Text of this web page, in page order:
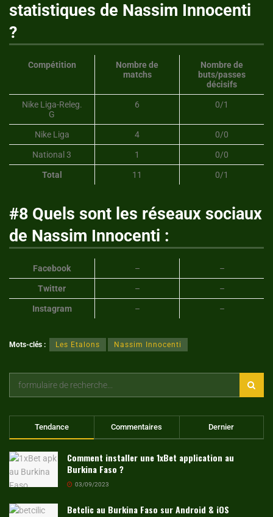
statistiques de Nassim Innocenti
?
Compétition
Nombre de
matchs
Nombre de
buts/passes
décisifs
Nike Liga-Releg.
G
6 0/1
Nike Liga 4 0/0
National 3 1 0/0
Total 11 0/1
#8 Quels sont les réseaux sociaux
de Nassim Innocenti :
Facebook – –
Twitter – –
Instagram – –
Mots-clés : Les Etalons Nassim Innocenti
Tendance Commentaires Dernier
Comment installer une 1xBet application au
Burkina Faso ?
03/09/2023
Betclic au Burkina Faso sur Android & iOS